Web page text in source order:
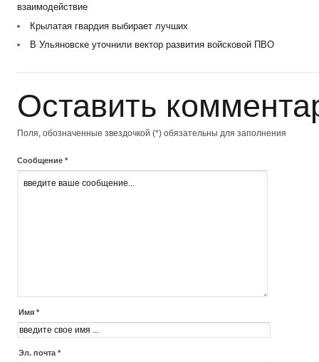
взаимодействие
Крылатая гвардия выбирает лучших
В Ульяновске уточнили вектор развития войсковой ПВО
Оставить
Поля, обозначенные звездочкой (*) обязательны для заполнения
Сообщение *
Имя *
Эл. почта *